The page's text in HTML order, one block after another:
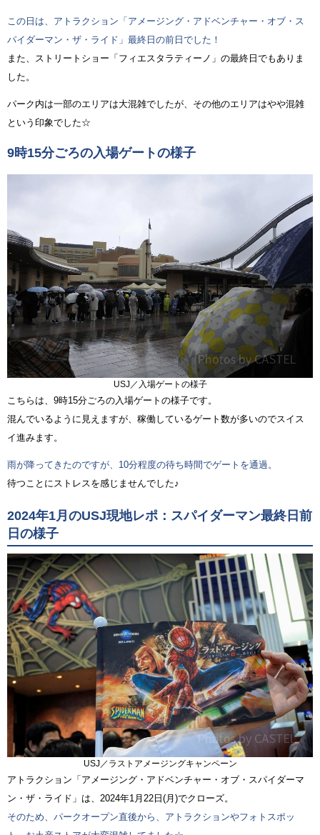
この日は、アトラクション「アメージング・アドベンチャー・オブ・ス
パイダーマン・ザ・ライド」最終日の前日でした！
また、ストリートショー「フィエスタラティーノ」の最終日でもありま
した。
パーク内は一部のエリアは大混雑でしたが、その他のエリアはやや混雑
という印象でした☆
9時15分ごろの入場ゲートの様子
USJ／入場ゲートの様子
こちらは、9時15分ごろの入場ゲートの様子です。
混んでいるように見えますが、稼働しているゲート数が多いのでスイス
イ進みます。
雨が降ってきたのですが、10分程度の待ち時間でゲートを通過。
待つことにストレスを感じませんでした♪
2024年1月のUSJ現地レポ：スパイダーマン最終日前
日の様子
USJ／ラストアメージングキャンペーン
アトラクション「アメージング・アドベンチャー・オブ・スパイダーマ
ン・ザ・ライド」は、2024年1月22日(月)でクローズ。
そのため、パークオープン直後から、アトラクションやフォトスポッ